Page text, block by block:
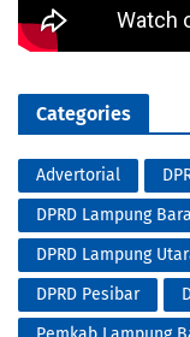
Categories
Advertorial
DPRD Lampung
DPRD Lampung
DPRD Pesibar